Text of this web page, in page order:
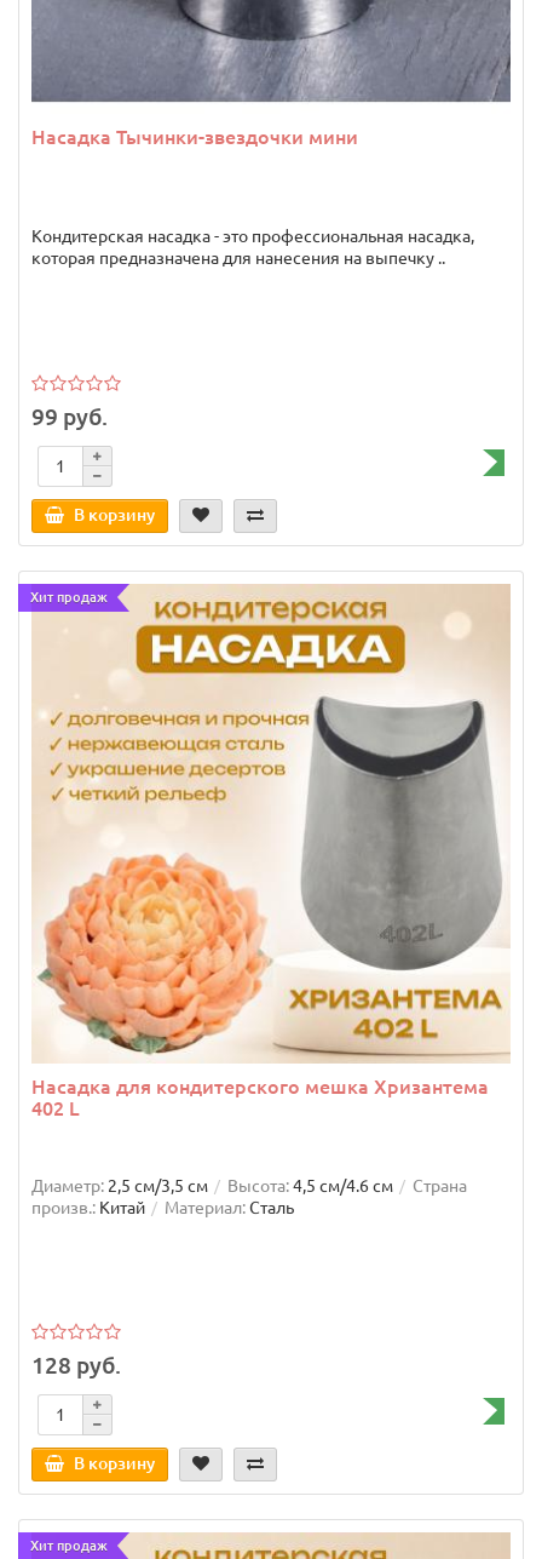
Насадка Тычинки-звездочки мини
Кондитерская насадка - это профессиональная насадка,
которая предназначена для нанесения на выпечку ..
99 руб.
В корзину
Хит продаж
Насадка для кондитерского мешка Хризантема
402 L
Диаметр: 2,5 см/3,5 см Высота:4,5 см/4.6 см
Страна
произв.: Китай Материал:Сталь
128 руб.
В корзину
Хит продаж